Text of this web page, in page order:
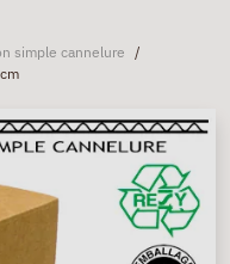
simple cannelure /